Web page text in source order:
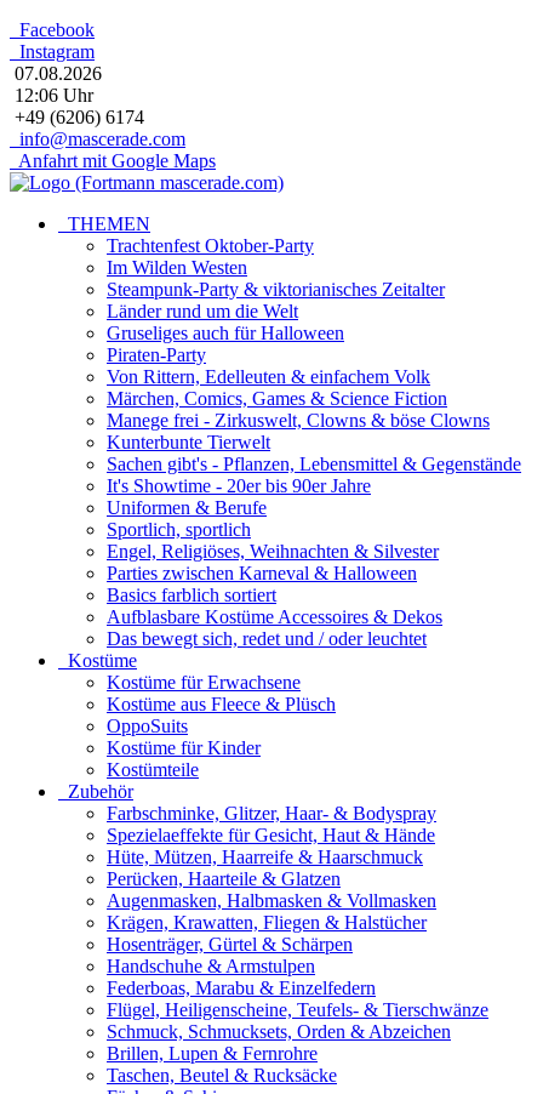
Facebook
Instagram
07.08.2026
12:06 Uhr
+49 (6206) 6174
info@mascerade.com
Anfahrt mit Google Maps
THEMEN
Trachtenfest Oktober-Party
Im Wilden Westen
Steampunk-Party & viktorianisches Zeitalter
Länder rund um die Welt
Gruseliges auch für Halloween
Piraten-Party
Von Rittern, Edelleuten & einfachem Volk
Märchen, Comics, Games & Science Fiction
Manege frei - Zirkuswelt, Clowns & böse Clowns
Kunterbunte Tierwelt
Sachen gibt's - Pflanzen, Lebensmittel & Gegenstände
It's Showtime - 20er bis 90er Jahre
Uniformen & Berufe
Sportlich, sportlich
Engel, Religiöses, Weihnachten & Silvester
Parties zwischen Karneval & Halloween
Basics farblich sortiert
Aufblasbare Kostüme Accessoires & Dekos
Das bewegt sich, redet und / oder leuchtet
Kostüme
Kostüme für Erwachsene
Kostüme aus Fleece & Plüsch
OppoSuits
Kostüme für Kinder
Kostümteile
Zubehör
Farbschminke, Glitzer, Haar- & Bodyspray
Spezielaeffekte für Gesicht, Haut & Hände
Hüte, Mützen, Haarreife & Haarschmuck
Perücken, Haarteile & Glatzen
Augenmasken, Halbmasken & Vollmasken
Krägen, Krawatten, Fliegen & Halstücher
Hosenträger, Gürtel & Schärpen
Handschuhe & Armstulpen
Federboas, Marabu & Einzelfedern
Flügel, Heiligenscheine, Teufels- & Tierschwänze
Schmuck, Schmucksets, Orden & Abzeichen
Brillen, Lupen & Fernrohre
Taschen, Beutel & Rucksäcke